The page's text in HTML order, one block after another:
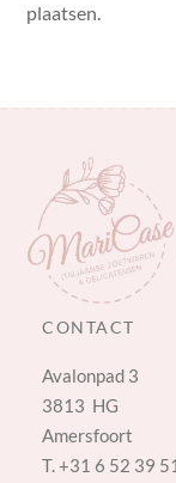
plaatsen.
CONTACT
Avalonpad 3
3813 HG
Amersfoort
T.+31 6 52 39 51